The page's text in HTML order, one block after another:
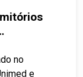
de
no
e